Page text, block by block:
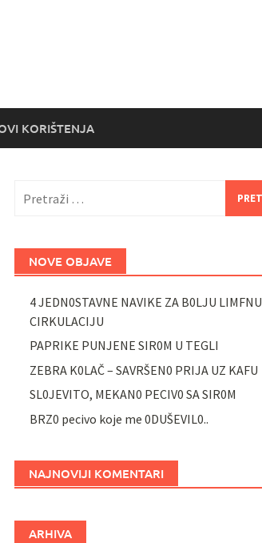
KORIŠTENJA
NOVE OBJAVE
4 JEDN0STAVNE NAVIKE ZA B0LJU LIMFNU
CIRKULACIJU
PAPRIKE PUNJENE SIR0M U TEGLI
ZEBRA K0LAČ – SAVRŠEN0 PRIJA UZ KAFU
SL0JEVITO, MEKAN0 PECIV0 SA SIR0M
BRZ0 pecivo koje me 0DUŠEVIL0..
NAJNOVIJI KOMENTARI
ARHIVA